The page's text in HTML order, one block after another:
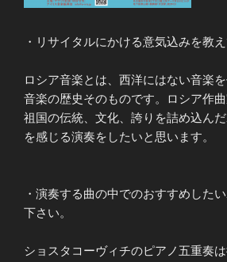
・リサイタルにかける意気込みを教え
ロシア音楽とは、西洋にはない音楽
音楽の歴史そのものです。ロシア作曲
祖国の伝統、文化、誇りを詰め込ん
を感じる演奏をしたいと思います。
・演奏する曲の中でのおすすめした
下さい。
ショスタコーヴィチのピアノ五重奏